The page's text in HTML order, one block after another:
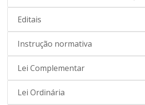
Editais
Instrução normativa
Lei Complementar
Lei Ordinária